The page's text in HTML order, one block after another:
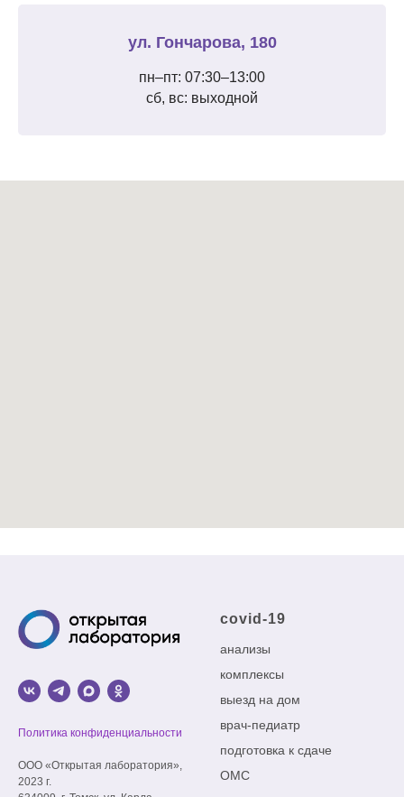
ул. Гончарова, 180
пн–пт: 07:30–13:00
сб, вс: выходной
Политика конфиденциальности
ООО «Открытая лаборатория»,
2023 г.
covid-19
анализы
комплексы
выезд на дом
врач-педиатр
подготовка к сдаче
ОМС